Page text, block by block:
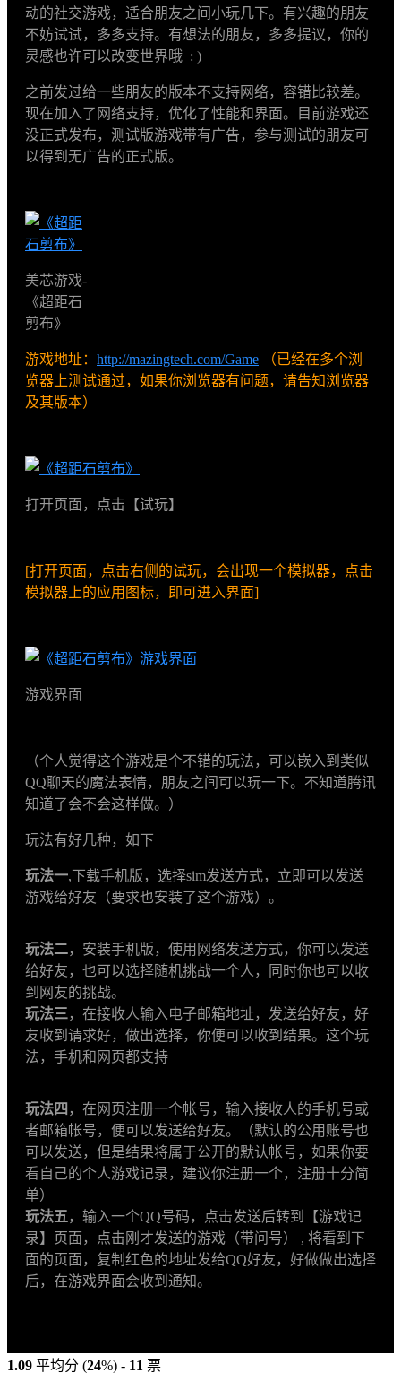
动的社交游戏，适合朋友之间小玩几下。有兴趣的朋友
不妨试试，多多支持。有想法的朋友，多多提议，你的
灵感也许可以改变世界哦 : )
之前发过给一些朋友的版本不支持网络，容错比较差。
现在加入了网络支持，优化了性能和界面。目前游戏还
没正式发布，测试版游戏带有广告，参与测试的朋友可
以得到无广告的正式版。
美芯游戏-
《超距石
剪布》
游戏地址： http://mazingtech.com/Game （已经在多个浏
览器上测试通过，如果你浏览器有问题，请告知浏览器
及其版本）
打开页面，点击【试玩】
[打开页面，点击右侧的试玩，会出现一个模拟器，点击
模拟器上的应用图标，即可进入界面]
游戏界面
（个人觉得这个游戏是个不错的玩法，可以嵌入到类似
QQ聊天的魔法表情，朋友之间可以玩一下。不知道腾讯
知道了会不会这样做。）
玩法有好几种，如下
玩法一,下载手机版，选择sim发送方式，立即可以发送
游戏给好友（要求也安装了这个游戏）。
玩法二，安装手机版，使用网络发送方式，你可以发送
给好友，也可以选择随机挑战一个人，同时你也可以收
到网友的挑战。
玩法三，在接收人输入电子邮箱地址，发送给好友，好
友收到请求好，做出选择，你便可以收到结果。这个玩
法，手机和网页都支持
玩法四 ，在网页注册一个帐号，输入接收人的手机号或
者邮箱帐号，便可以发送给好友。（默认的公用账号也
可以发送，但是结果将属于公开的默认帐号，如果你要
看自己的个人游戏记录，建议你注册一个，注册十分简
单）
玩法五 ，输入一个QQ号码，点击发送后转到【游戏记
录】页面，点击刚才发送的游戏（带问号） , 将看到下
面的页面，复制红色的地址发给QQ好友，好做做出选择
后，在游戏界面会收到通知。
1.09 平均分 (24%) - 11 票